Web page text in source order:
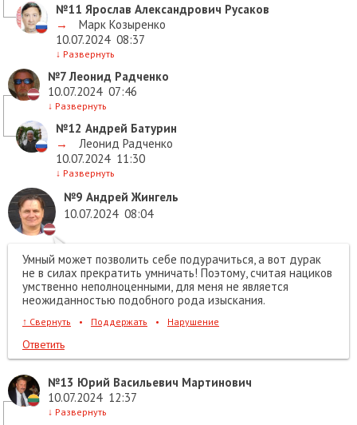
№11 Ярослав Александрович Русаков
→
Марк Козыренко
10.07.2024 08:37
↓ Развернуть
№7Леонид Радченко
10.07.2024 07:46
↓ Развернуть
№12 Андрей Батурин
→
Леонид Радченко
10.07.2024 11:30
↓ Развернуть
№9 Андрей Жингель
10.07.2024 08:04
Умный может позволить себе подурачиться, а вот дурак
не в силах прекратить умничать! Поэтому, считая нациков
умственно неполноценными, для меня не является
неожиданностью подобного рода изыскания.
↑ Свернуть • Поддержать • Нарушение
Ответить
№13 Юрий Васильевич Мартинович
10.07.2024 12:37
↓ Развернуть